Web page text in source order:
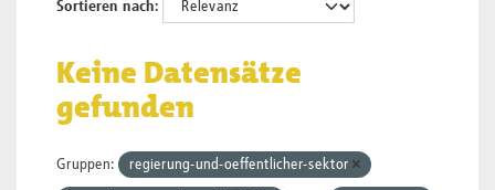
Sortieren nach
Keine Datensätze
gefunden
Gruppen: regierung-und-oeffentlicher-sektor